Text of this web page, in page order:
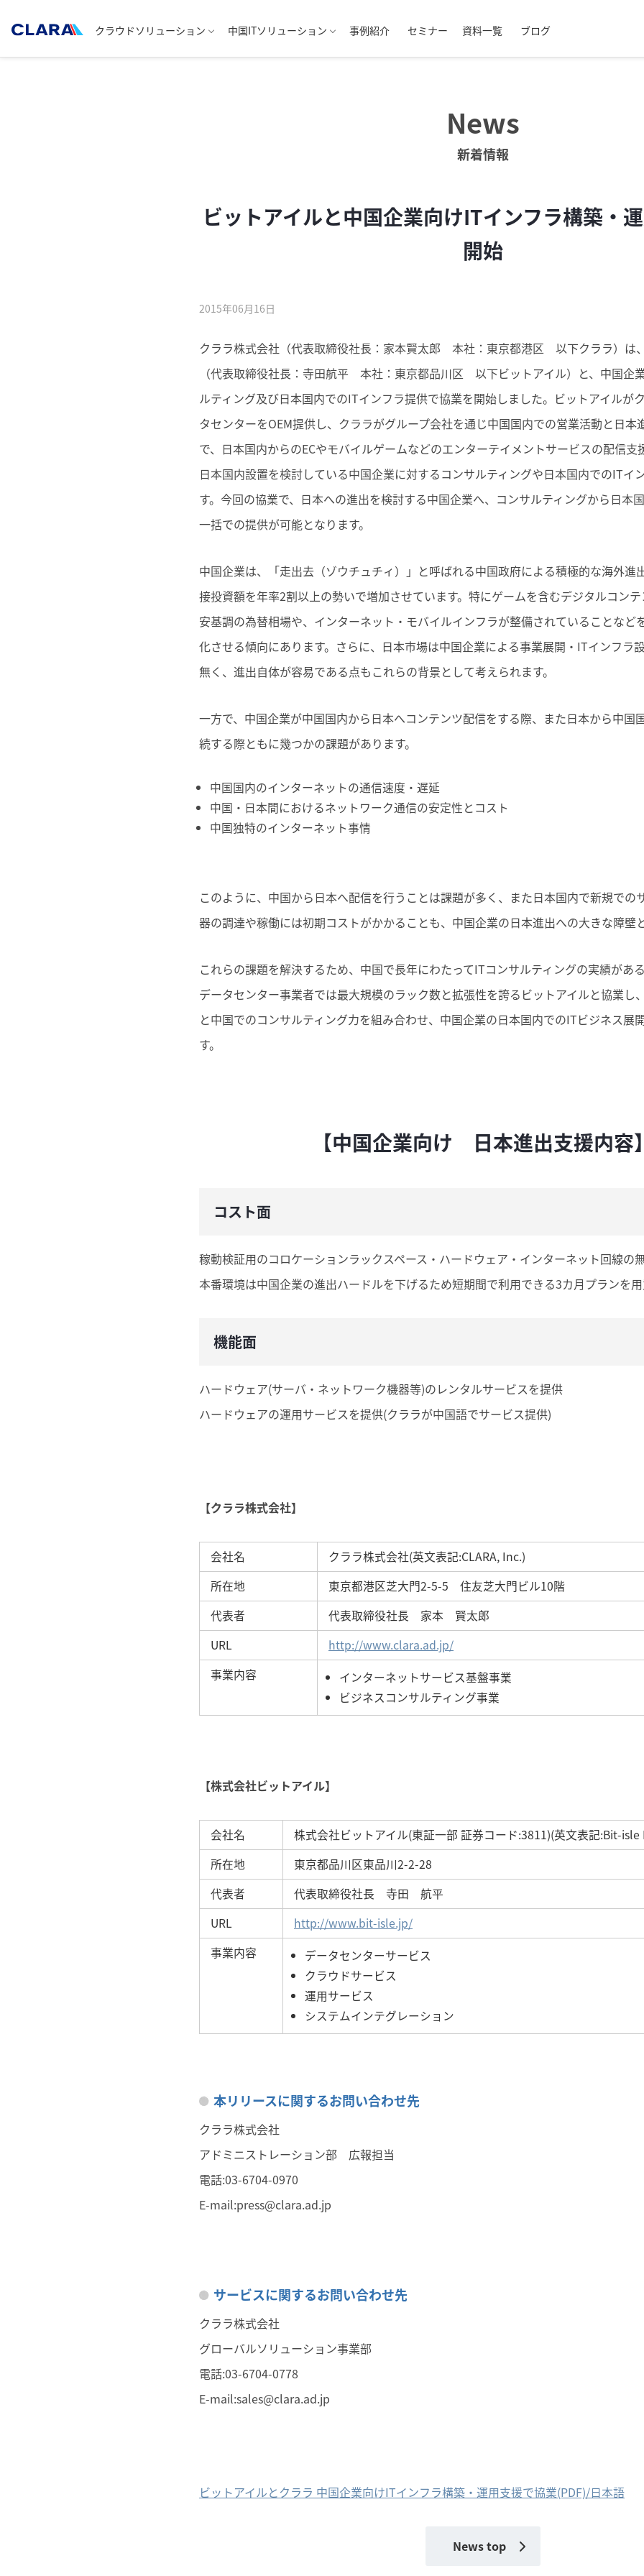
クラウドソリューション 中国ITソリューション 事例紹介 セミナー 資料一覧 ブログ
News
新着情報
ビットアイルと中国企業向けITインフラ構築・
開始
2015年06月16日
クララ株式会社（代表取締役社長：家本賢太郎 本社：東京都港区 以下クララ）は
（代表取締役社長：寺田航平 本社：東京都品川区 以下ビットアイル）と、中国企
ルティング及び日本国内でのITインフラ提供で協業を開始しました。ビットアイルが
タセンターをOEM提供し、クララがグループ会社を通じ中国国内での営業活動と日本
で、日本国内からのECやモバイルゲームなどのエンターテイメントサービスの配信
日本国内設置を検討している中国企業に対するコンサルティングや日本国内でのITイ
す。今回の協業で、日本への進出を検討する中国企業へ、コンサルティングから日本
一括での提供が可能となります。
中国企業は、「走出去（ゾウチュチィ）」と呼ばれる中国政府による積極的な海外進
接投資額を年率2割以上の勢いで増加させています。特にゲームを含むデジタルコン
安基調の為替相場や、インターネット・モバイルインフラが整備されていることなど
化させる傾向にあります。さらに、日本市場は中国企業による事業展開・ITインフラ
無く、進出自体が容易である点もこれらの背景として考えられます。
一方で、中国企業が中国国内から日本へコンテンツ配信をする際、また日本から中国
続する際ともに幾つかの課題があります。
中国国内のインターネットの通信速度・遅延
中国・日本間におけるネットワーク通信の安定性とコスト
中国独特のインターネット事情
このように、中国から日本へ配信を行うことは課題が多く、また日本国内で新規での
器の調達や稼働には初期コストがかかることも、中国企業の日本進出への大きな障壁
これらの課題を解決するため、中国で長年にわたってITコンサルティングの実績があ
データセンター事業者では最大規模のラック数と拡張性を誇るビットアイルと協業し
と中国でのコンサルティング力を組み合わせ、中国企業の日本国内でのITビジネス展
す。
【中国企業向け 日本進出支援内容
コスト面
稼動検証用のコロケーションラックスペース・ハードウェア・インターネット回線の
本番環境は中国企業の進出ハードルを下げるため短期間で利用できる3カ月プランを
機能面
ハードウェア(サーバ・ネットワーク機器等)のレンタルサービスを提供
ハードウェアの運用サービスを提供(クララが中国語でサービス提供)
【クララ株式会社】
会社名
クララ株式会社(英文表記:CLARA, Inc.)
所在地
東京都港区芝大門2-5-5 住友芝大門ビル10階
代表者
代表取締役社長 家本 賢太郎
URL
http://www.clara.ad.jp/
事業内容
インターネットサービス基盤事業
ビジネスコンサルティング事業
【株式会社ビットアイル】
会社名
株式会社ビットアイル(東証一部 証券コード:3811)(英文表記:Bit-isle
所在地
東京都品川区東品川2-2-28
代表者
代表取締役社長 寺田 航平
URL
http://www.bit-isle.jp/
事業内容
データセンターサービス
クラウドサービス
運用サービス
システムインテグレーション
本リリースに関するお問い合わせ先
クララ株式会社
アドミニストレーション部 広報担当
電話:03-6704-0970
E-mail:press@clara.ad.jp
サービスに関するお問い合わせ先
クララ株式会社
グローバルソリューション事業部
電話:03-6704-0778
E-mail:sales@clara.ad.jp
ビットアイルとクララ 中国企業向けITインフラ構築・運用支援で協業(PDF)/日本語
News top